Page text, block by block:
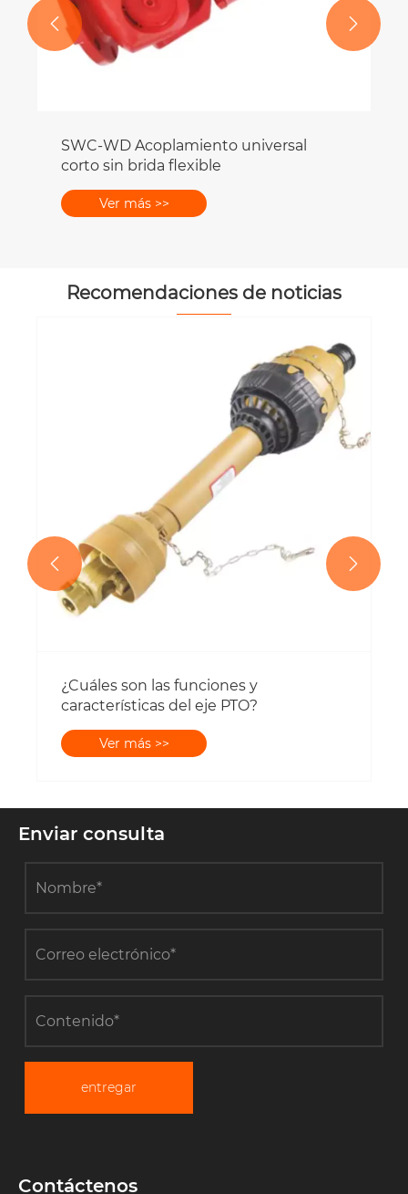
SWC-WD Acoplamiento universal
corto sin brida flexible
Ver más >>
 
Recomendaciones de noticias
¿Cuáles son las funciones y
características del eje PTO?
Ver más >>
 
Enviar consulta
entregar
Contáctenos